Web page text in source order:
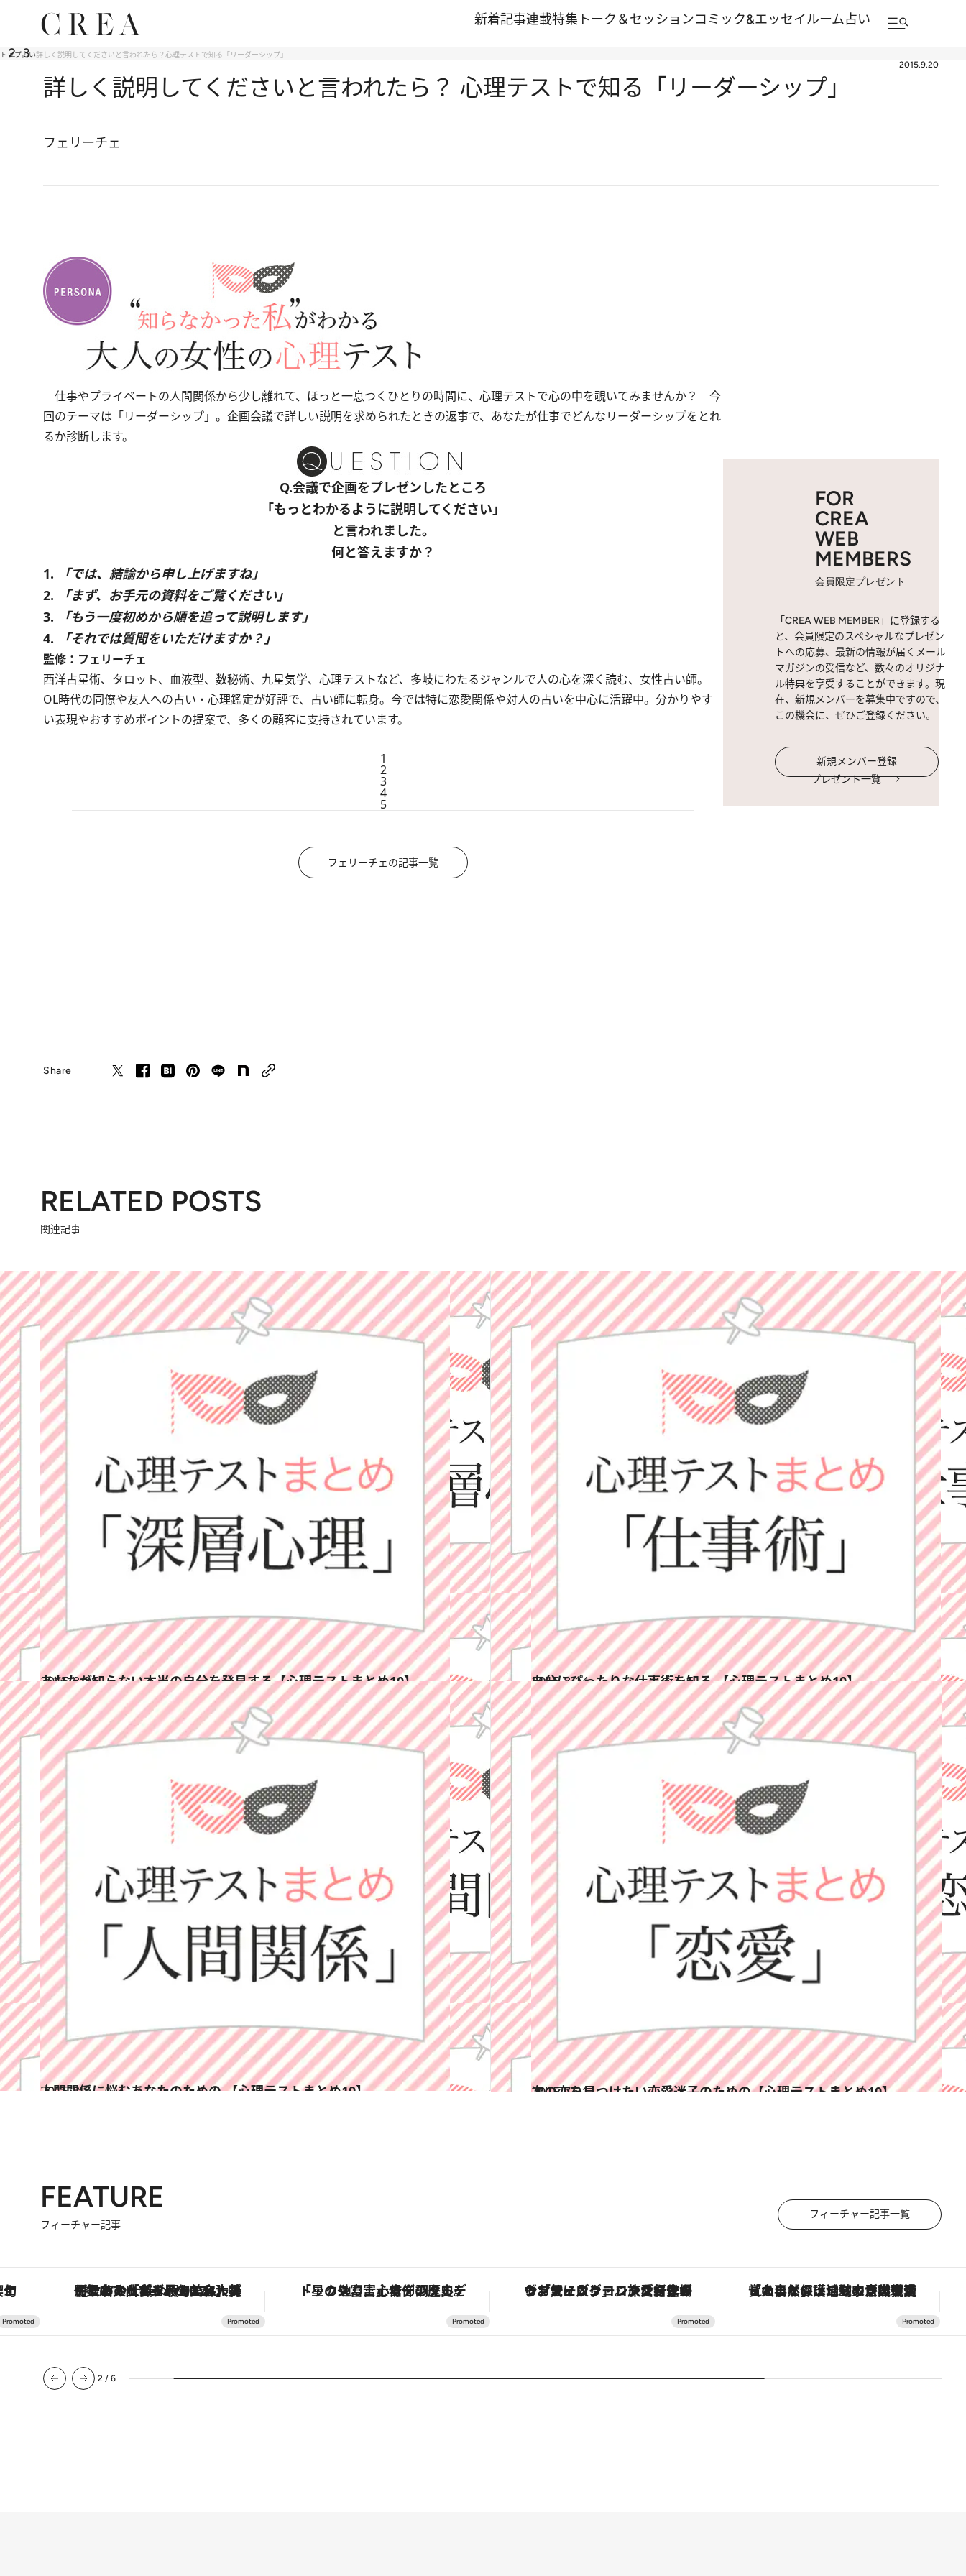
新着記事連載特集 トーク＆セッションコミック&エッセイルーム占い
トップ占い詳しく説明してくださいと言われたら？心理テストで知る「リーダーシップ」
2015.9.20
詳しく説明してくださいと言われたら？ 心理テストで知る「リーダーシップ」
フェリーチェ
仕事やプライベートの人間関係から少し離れて、ほっと一息つくひとりの時間に、心理テストで心の中を覗いてみませんか？ 今
回のテーマは「リーダーシップ」。企画会議で詳しい説明を求められたときの返事で、あなたが仕事でどんなリーダーシップをとれ
るか診断します。
Q.会議で企画をプレゼンしたところ
「もっとわかるように説明してください」
と言われました。
何と答えますか？
1.
「では、結論から申し上げますね」
2.
「まず、お手元の資料をご覧ください」
3.
「もう一度初めから順を追って説明します」
4.
「それでは質問をいただけますか？」
監修：フェリーチェ
西洋占星術、タロット、血液型、数秘術、九星気学、心理テストなど、多岐にわたるジャンルで人の心を深く読む、女性占い師。
OL時代の同僚や友人への占い・心理鑑定が好評で、占い師に転身。今では特に恋愛関係や対人の占いを中心に活躍中。分かりやす
い表現やおすすめポイントの提案で、多くの顧客に支持されています。
1
2
3
4
5
フェリーチェの記事一覧
Share
FOR
CREA
WEB
MEMBERS
会員限定プレゼント
「CREA WEB MEMBER」に登録する
と、会員限定のスペシャルなプレゼン
トへの応募、最新の情報が届くメール
マガジンの受信など、数々のオリジナ
ル特典を享受することができます。現
在、新規メンバーを募集中ですので、
この機会に、ぜひご登録ください。
新規メンバー登録
プレゼント一覧
RELATED POSTS
関連記事
2015.8.21
あなたが知らない本当の自分を発見する【心理テストまとめ10】
占い 2015.8.14
自分にぴったりな仕事術を知る 【心理テストまとめ10】
占い
2015.8.7
人間関係に悩むあなたのための 【心理テストまとめ10】
占い 2015.7.31
次の恋を見つけたい恋愛迷子のための【心理テストまとめ10】
占い
FEATURE
フィーチャー記事
フィーチャー記事一覧
で満喫！ 【銀座で出合う最旬美容】美髪ケアや上質な眠り…セルフケアのアップデートから、特別な名入れギフトまで。大人のための「ReFa GINZA」クルーズ 「星のや富士」でデジタルデトックス。冨士信仰の歴史を辿り、心身を調える。 ヴァシュロン・コンスタンタン「オーヴァーシーズ・オートマティック」。旅愛好家のお気に入りコレクションから、ジェンダーレスな新作が登場 「大事なのは地域の意識を変えること」。ロレックス賞受賞の自然保護活動家が実現させたナイジェリアの自然環境の復活
2 / 6